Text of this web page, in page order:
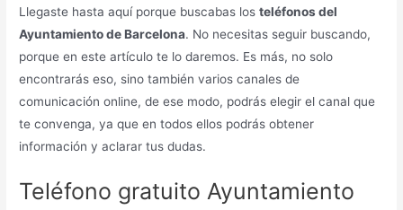
Llegaste hasta aquí porque buscabas losteléfonos del
Ayuntamiento de Barcelona. No necesitas seguir buscando,
porque en este artículo te lo daremos. Es más, no solo
encontrarás eso, sino también varios canales de
comunicación online, de ese modo, podrás elegir el canal que
te convenga, ya que en todos ellos podrás obtener
información y aclarar tus dudas.
Teléfono gratuito Ayuntamiento